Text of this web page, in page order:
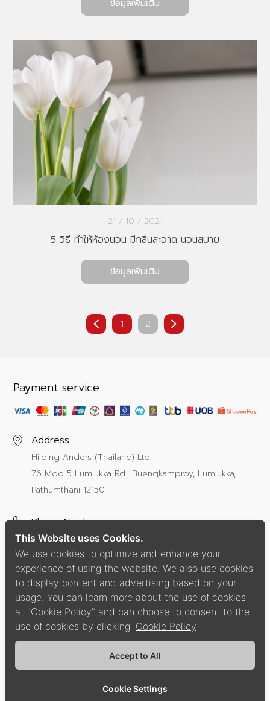
ข้อมูลเพิ่มเติม
21 / 10 / 2021
5 วิธี ทำให้ห้องนอน มีกลิ่นสะอาด นอนสบาย
ข้อมูลเพิ่มเติม
1 2
Payment service
Address
Hilding Anders (Thailand) Ltd.
76 Moo 5 Lumlukka Rd., Buengkamproy, Lumlukka,
Pathumthani 12150
Phone Number
+66 2987 8000ext 112
Social Media
Privacy Policy Cookie Policy
This Website uses Cookies.
We use cookies to optimize and enhance your
experience of using the website. We also use cookies
to display content and advertising based on your
usage. You can learn more about the use of cookies
at "Cookie Policy" and can choose to consent to the
use of cookies by clicking Cookie Policy
Accept to All
Cookie Settings